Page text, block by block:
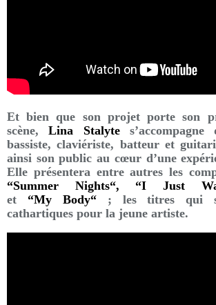
Et bien que son projet porte son
scène,Lina Stalytes’accompagne
bassiste, claviériste, batteur et
ainsi son public au cœur d’une
Elle présentera entre autres les
“Summer
Nights“, “I Just
et
“My Body“
; les titres qui
cathartiques pour la jeune artiste.